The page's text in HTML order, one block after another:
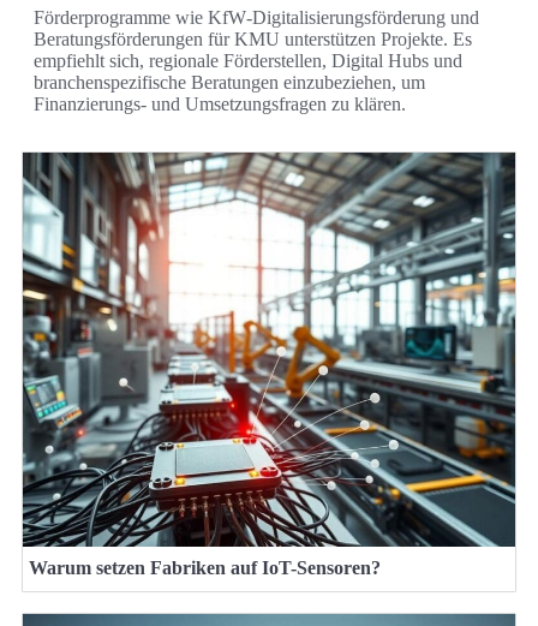
Förderprogramme wie KfW‑Digitalisierungsförderung und
Beratungsförderungen für KMU unterstützen Projekte. Es
empfiehlt sich, regionale Förderstellen, Digital Hubs und
branchenspezifische Beratungen einzubeziehen, um
Finanzierungs‑ und Umsetzungsfragen zu klären.
Warum setzen Fabriken auf IoT-Sensoren?